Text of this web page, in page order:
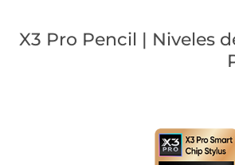
X3 Pro Pencil | Niveles